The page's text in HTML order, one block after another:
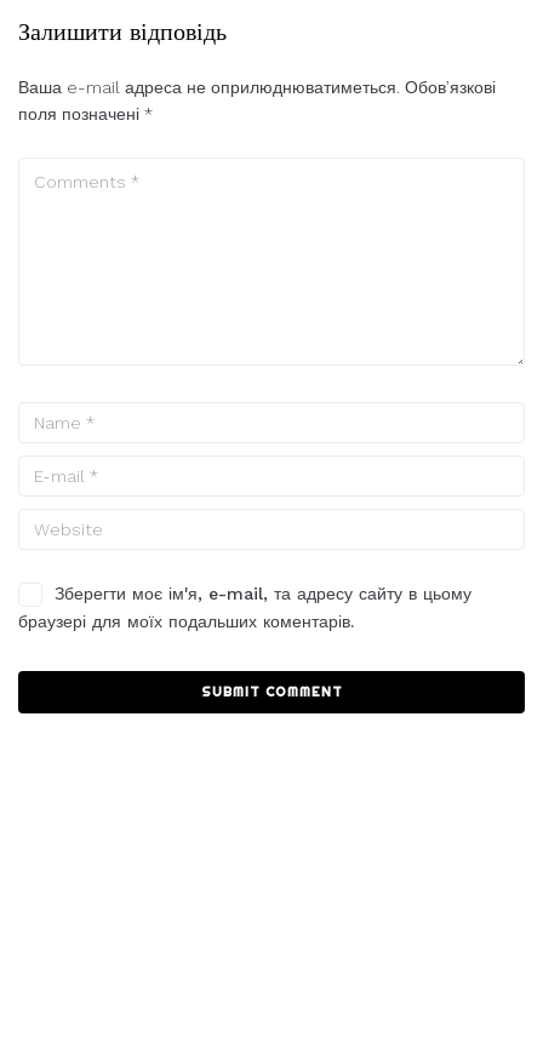
Залишити відповідь
Ваша e-mail адреса не оприлюднюватиметься. Обов’язкові
поля позначені *
Зберегти моє ім'я, e-mail, та адресу сайту в цьому
браузері для моїх подальших коментарів.